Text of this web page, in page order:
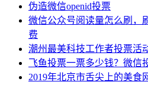
伪造微信openid投票
微信公众号阅读量怎么刷，
费
潮州最美科技工作者投票活
飞鱼投票一票多少钱？微信
2019年北京市舌尖上的美食